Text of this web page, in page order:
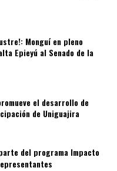
Monguí en pleno
Epieyú al Senado de la
el desarrollo de
de Uniguajira
del programa Impacto